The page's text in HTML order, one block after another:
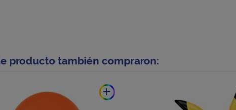
producto también compraron:
add